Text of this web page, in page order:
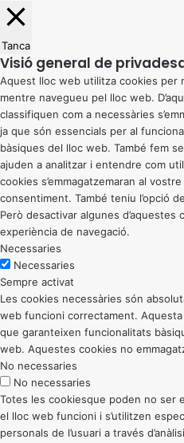
Tanca
Visió general de
Aquest lloc web utilitza cookies per
mentre navegueu pel lloc web.
classifiquen com a necessàries
ja que són essencials per al
bàsiques del lloc web. També fem
ajuden a analitzar i entendre com
cookies s’emmagatzemaran al
consentiment. També teniu l’opció
Però desactivar algunes
experiència de navegació.
Necessaries
Necessaries
Sempre activat
Les cookies necessàries són
web funcioni correctament.
que garanteixen funcionalitats
web. Aquestes cookies no
No necessaries
No necessaries
Totes les cookiesque poden no ser
el lloc web funcioni i s’utilitzen
personals de l’usuari a través